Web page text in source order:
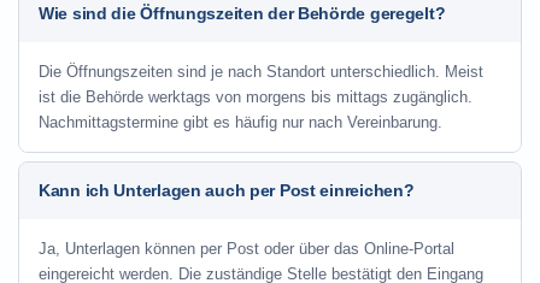
Wie sind die Öffnungszeiten der Behörde geregelt?
Die Öffnungszeiten sind je nach Standort unterschiedlich. Meist
ist die Behörde werktags von morgens bis mittags zugänglich.
Nachmittagstermine gibt es häufig nur nach Vereinbarung.
Kann ich Unterlagen auch per Post einreichen?
Ja, Unterlagen können per Post oder über das Online-Portal
eingereicht werden. Die zuständige Stelle bestätigt den Eingang